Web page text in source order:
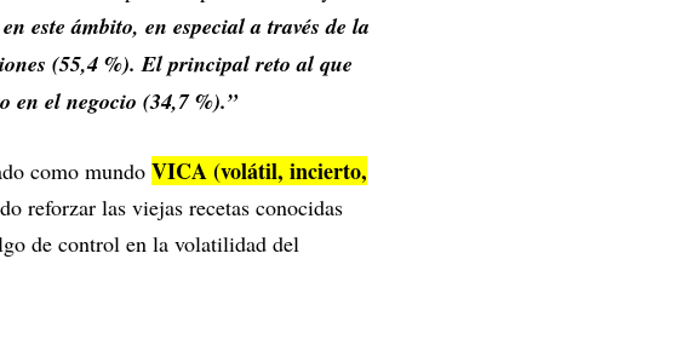
este ámbito, en especial a través de la
(55,4 %). El principal reto al que
en el negocio (34,7 %).”
como mundo VICA (volátil, incierto,
reforzar las viejas recetas conocidas
de control en la volatilidad del